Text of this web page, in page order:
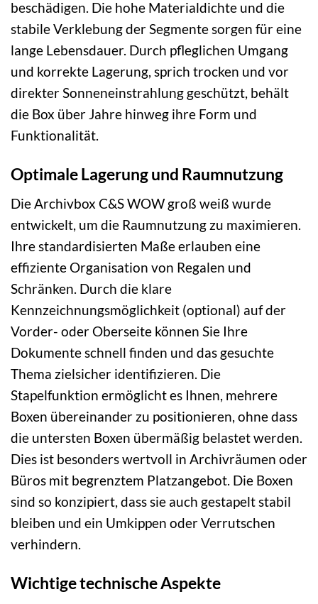
beschädigen. Die hohe Materialdichte und die
stabile Verklebung der Segmente sorgen für eine
lange Lebensdauer. Durch pfleglichen Umgang
und korrekte Lagerung, sprich trocken und vor
direkter Sonneneinstrahlung geschützt, behält
die Box über Jahre hinweg ihre Form und
Funktionalität.
Optimale Lagerung und Raumnutzung
Die Archivbox C&S WOW groß weiß wurde
entwickelt, um die Raumnutzung zu maximieren.
Ihre standardisierten Maße erlauben eine
effiziente Organisation von Regalen und
Schränken. Durch die klare
Kennzeichnungsmöglichkeit (optional) auf der
Vorder- oder Oberseite können Sie Ihre
Dokumente schnell finden und das gesuchte
Thema zielsicher identifizieren. Die
Stapelfunktion ermöglicht es Ihnen, mehrere
Boxen übereinander zu positionieren, ohne dass
die untersten Boxen übermäßig belastet werden.
Dies ist besonders wertvoll in Archivräumen oder
Büros mit begrenztem Platzangebot. Die Boxen
sind so konzipiert, dass sie auch gestapelt stabil
bleiben und ein Umkippen oder Verrutschen
verhindern.
Wichtige technische Aspekte